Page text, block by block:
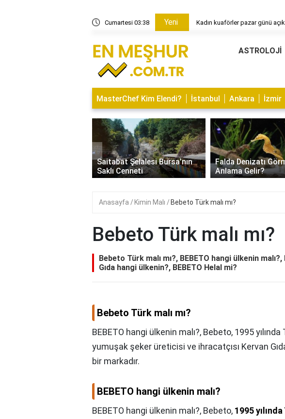
Cumartesi 03:38 Yeni Kadın kuaförler pazar günü
ASTROLOJİ
MasterChef Kim Elendi? İstanbul Ankara İzmir
Saitabat Şelalesi Bursa’nın
Saklı Cenneti
Falda Denizatı
Anlama Gelir?
‹
Anasayfa Kimin Malı Bebeto Türk malı mı?
Bebeto Türk malı mı?
Bebeto Türk malı mı?, BEBETO hangi ülkenin
Gıda hangi ülkenin?, BEBETO Helal mi?
Bebeto Türk malı mı?
BEBETO hangi ülkenin malı?, Bebeto, 1995
yumuşak şeker üreticisi ve ihracatçısı Kervan
bir markadır.
BEBETO hangi ülkenin malı?
BEBETO hangi ülkenin malı?, Bebeto, 1995